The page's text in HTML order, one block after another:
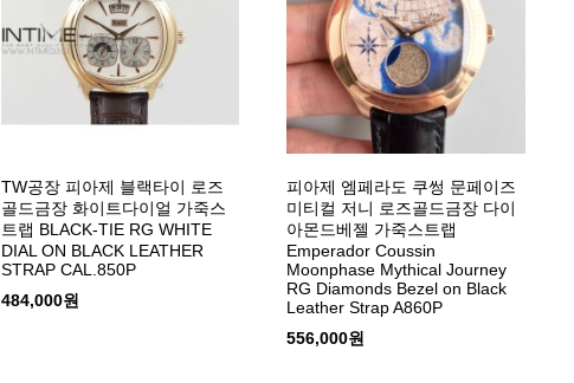
TW공장 피아제 블랙타이 로즈
골드금장 화이트다이얼 가죽스
트랩 BLACK-TIE RG WHITE
DIAL ON BLACK LEATHER
STRAP CAL.850P
484,000원
피아제 엠페라도 쿠썽 문페이즈
미티컬 저니 로즈골드금장 다이
아몬드베젤 가죽스트랩
Emperador Coussin
Moonphase Mythical Journey
RG Diamonds Bezel on Black
Leather Strap A860P
556,000원